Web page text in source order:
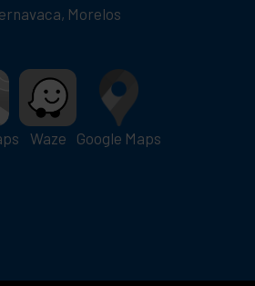
Morelos
Waze Google Maps